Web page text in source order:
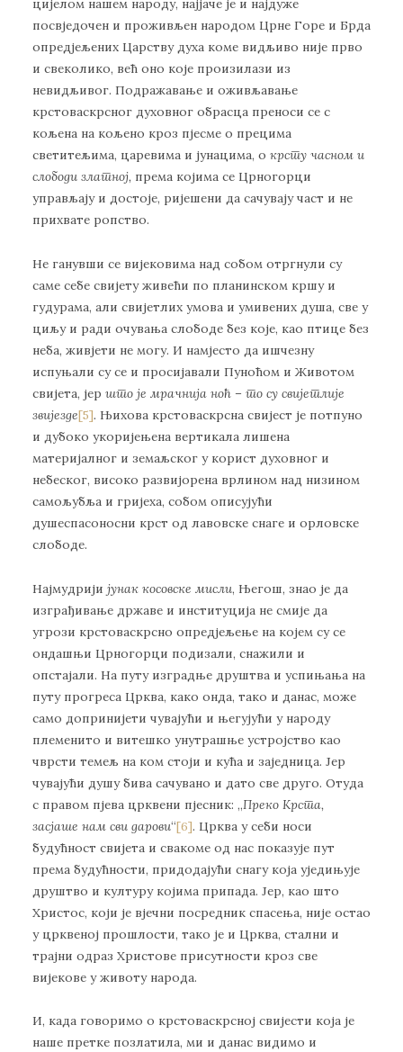
цијелом нашем народу, најјаче је и најдуже
посвједочен и проживљен народом Црне Горе и Брда
опредјељених Царству духа коме видљиво није прво
и свеколико, већ оно које произилази из
невидљивог. Подражавање и оживљавање
крстоваскрсног духовног обрасца преноси се с
кољена на кољено кроз пјесме о прецима
светитељима, царевима и јунацима, о крсту часном и
слободи златној, према којима се Црногорци
управљају и достоје, ријешени да сачувају част и не
прихвате ропство.
Не ганувши се вијековима над собом отргнули су
саме себе свијету живећи по планинском кршу и
гудурама, али свијетлих умова и умивених душа, све у
циљу и ради очувања слободе без које, као птице без
неба, живјети не могу. И намјесто да ишчезну
испуњали су се и просијавали Пуноћом и Животом
свијета, јер што је мрачнија ноћ – то су свијетлије
звијезде[5]. Њихова крстоваскрсна свијест је потпуно
и дубоко укоријењена вертикала лишена
материјалног и земаљског у корист духовног и
небеског, високо развијорена врлином над низином
самољубља и гријеха, собом описујући
душеспасоносни крст од лавовске снаге и орловске
слободе.
Најмудрији јунак косовске мисли, Његош, знао је да
изграђивање државе и институција не смије да
угрози крстоваскрсно опредјељење на којем су се
ондашњи Црногорци подизали, снажили и
опстајали. На путу изградње друштва и успињања на
путу прогреса Црква, како онда, тако и данас, може
само допринијети чувајући и његујући у народу
племенито и витешко унутрашње устројство као
чврсти темељ на ком стоји и кућа и заједница. Јер
чувајући душу бива сачувано и дато све друго. Отуда
с правом пјева црквени пјесник: „Преко Крста,
засјаше нам сви дарови“[6]. Црква у себи носи
будућност свијета и свакоме од нас показује пут
према будућности, придодајући снагу која уједињује
друштво и културу којима припада. Јер, као што
Христос, који је вјечни посредник спасења, није остао
у црквеној прошлости, тако је и Црква, стални и
трајни одраз Христове присутности кроз све
вијекове у животу народа.
И, када говоримо о крстоваскрсној свијести која је
наше претке позлатила, ми и данас видимо и